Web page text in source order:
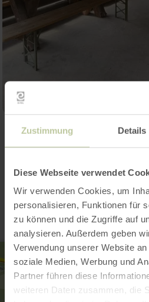
Zustimmung Details
Diese Webseite verwendet
Wir verwenden Cookies, um
personalisieren, Funktionen für
zu können und die Zugriffe auf
analysieren. Außerdem geben
Verwendung unserer Website
soziale Medien, Werbung und
Partner führen diese
weiteren Daten zusammen, die
Galerie
Kontakt